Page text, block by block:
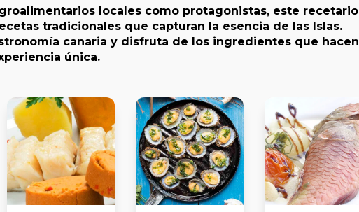
locales como protagonistas, este recetario
tradicionales que capturan la esencia de las Islas.
canaria y disfruta de los ingredientes que hacen
única.